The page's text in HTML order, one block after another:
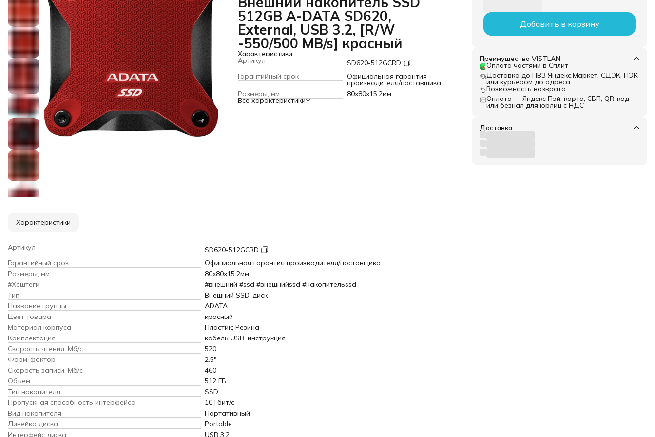
512GB A-DATA SD620,
External, USB 3.2, [R/W
-550/500 MB/s] красный
Характеристики
Артикул
SD620-512GCRD
Гарантийный срок
Официальная гарантия
производителя/поставщика
Размеры, мм
80x80x15.2мм
Все характеристики
Добавить в корзину
Преимущества VISTLAN
Оплата частями в Сплит
Доставка до ПВЗ Яндекс.Маркет, СДЭК, ПЭК
или курьером до адреса
Возможность возврата
Оплата — Яндекс Пэй, карта, СБП, QR-код
или безнал для юрлиц с НДС
Доставка
Характеристики
Артикул
SD620-512GCRD
Гарантийный срок
Официальная гарантия производителя/поставщика
Размеры, мм
80x80x15.2мм
#Хештеги
#внешний #ssd #внешнийssd #накопительssd
Тип
Внешний SSD-диск
Название группы
ADATA
Цвет товара
красный
Материал корпуса
Пластик; Резина
Комплектация
кабель USB, инструкция
Скорость чтения, Мб/с
520
Форм-фактор
2.5"
Скорость записи, Мб/с
460
Объем
512 ГБ
Тип накопителя
SSD
Пропускная способность интерфейса
10 Гбит/с
Вид накопителя
Портативный
Линейка диска
Portable
Интерфейс диска
USB 3.2